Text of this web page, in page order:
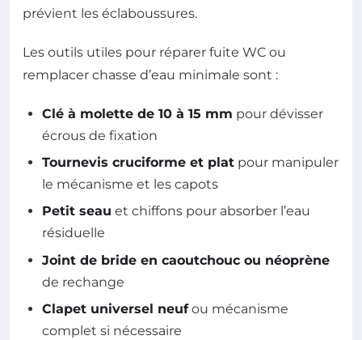
prévient les éclaboussures.
Les outils utiles pour réparer fuite WC ou
remplacer chasse d’eau minimale sont :
Clé à molette de 10 à 15 mm pour dévisser
écrous de fixation
Tournevis cruciforme et plat pour manipuler
le mécanisme et les capots
Petit seau et chiffons pour absorber l’eau
résiduelle
Joint de bride en caoutchouc ou néoprène
de rechange
Clapet universel neufou mécanisme
complet si nécessaire